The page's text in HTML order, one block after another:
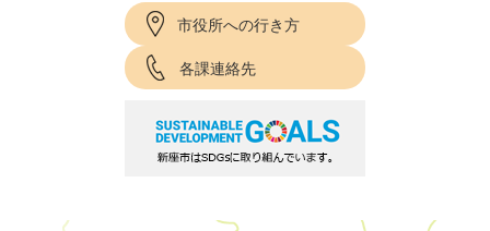
市役所への行き方
各課連絡先